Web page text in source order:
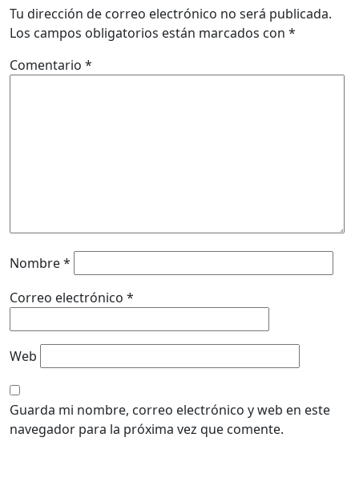
Tu dirección de correo electrónico no será publicada.
Los campos obligatorios están marcados con *
Comentario *
Nombre*
Correo electrónico *
Web
Guarda mi nombre, correo electrónico y web en este
navegador para la próxima vez que comente.